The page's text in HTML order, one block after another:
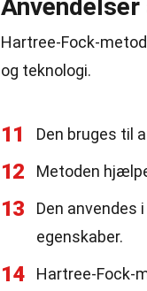
Hartree-Fock-
og teknologi.
11 Den bruges til
12 Metoden
13
Den
egenskaber.
14
Hartree-Fock-